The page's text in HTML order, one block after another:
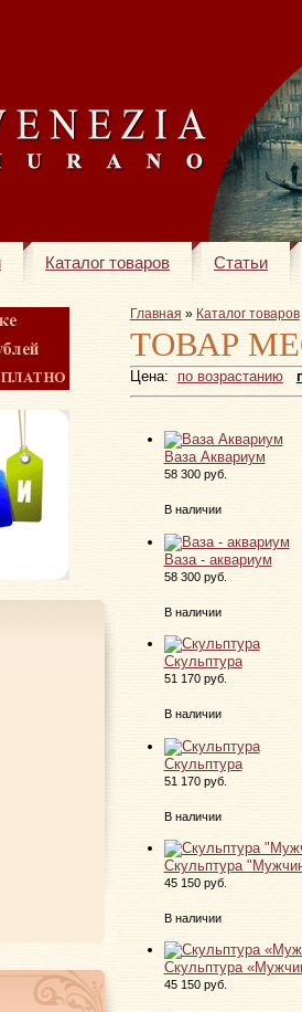
Каталог товаров Статьи
Главная » Каталог товаров
ТОВАР
Цена: по возрастанию
Ваза Аквариум
58 300 руб.
В наличии
Ваза - аквариум
58 300 руб.
В наличии
Скульптура
51 170 руб.
В наличии
Скульптура
51 170 руб.
В наличии
Скульптура
45 150 руб.
В наличии
Скульптура
45 150 руб.